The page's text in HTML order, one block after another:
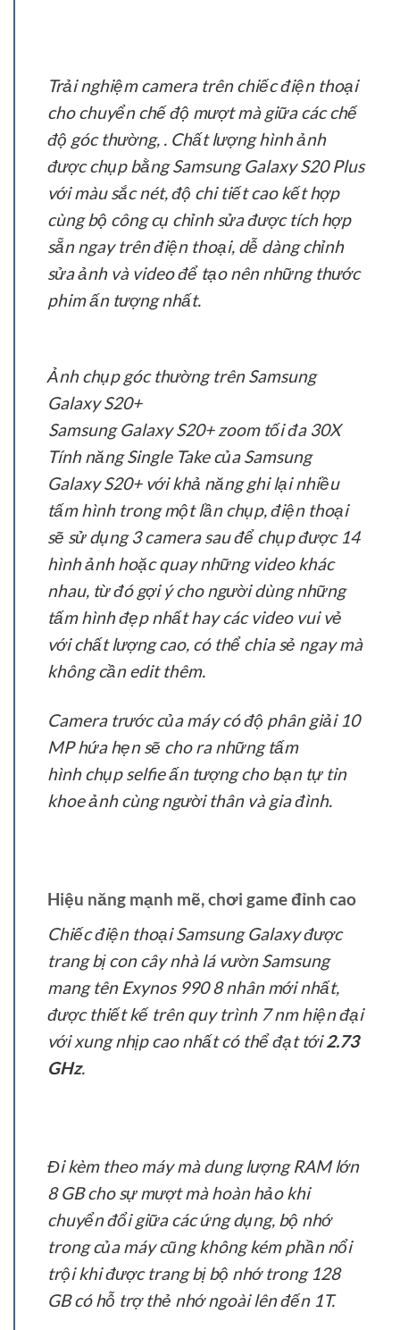
Trải nghiệm camera trên chiếc điện thoại
cho chuyển chế độ mượt mà giữa các chế
độ góc thường, . Chất lượng hình ảnh
được chụp bằng Samsung Galaxy S20 Plus
với màu sắc nét, độ chi tiết cao kết hợp
cùng bộ công cụ chỉnh sửa được tích hợp
sẵn ngay trên điện thoại, dễ dàng chỉnh
sửa ảnh và video để tạo nên những thước
phim ấn tượng nhất.
Ảnh chụp góc thường trên Samsung
Galaxy S20+
Samsung Galaxy S20+ zoom tối đa 30X
Tính năng Single Take của Samsung
Galaxy S20+ với khả năng ghi lại nhiều
tấm hình trong một lần chụp, điện thoại
sẽ sử dụng 3 camera sau để chụp được 14
hình ảnh hoặc quay những video khác
nhau, từ đó gợi ý cho người dùng những
tấm hình đẹp nhất hay các video vui vẻ
với chất lượng cao, có thể chia sẻ ngay mà
không cần edit thêm.
Camera trước của máy có độ phân giải 10
MP hứa hẹn sẽ cho ra những tấm
hình chụp selfie ấn tượng cho bạn tự tin
khoe ảnh cùng người thân và gia đình.
Hiệu năng mạnh mẽ, chơi game đỉnh cao
Chiếc điện thoại Samsung Galaxy được
trang bị con cây nhà lá vườn Samsung
mang tên Exynos 990 8 nhân mới nhất,
được thiết kế trên quy trình 7 nm hiện đại
với xung nhịp cao nhất có thể đạt tới2.73
GHz.
Đi kèm theo máy mà dung lượng RAM lớn
8 GB cho sự mượt mà hoàn hảo khi
chuyển đổi giữa các ứng dụng, bộ nhớ
trong của máy cũng không kém phần nổi
trội khi được trang bị bộ nhớ trong 128
GB có hỗ trợ thẻ nhớ ngoài lên đến 1T.